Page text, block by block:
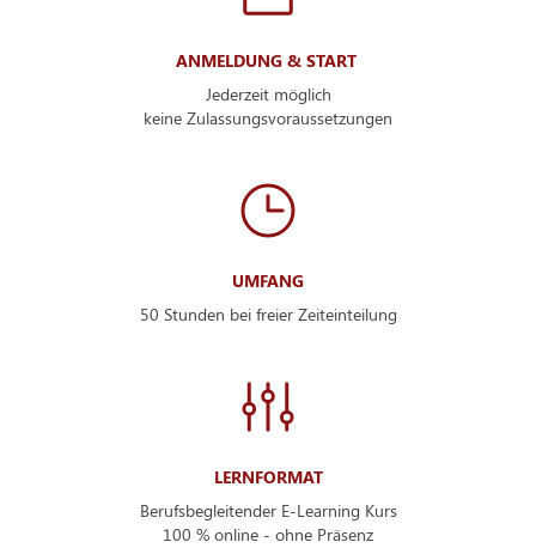
ANMELDUNG & START
Jederzeit möglich
keine Zulassungsvoraussetzungen
UMFANG
50 Stunden bei freier Zeiteinteilung
LERNFORMAT
Berufsbegleitender E-Learning Kurs
100 % online - ohne Präsenz